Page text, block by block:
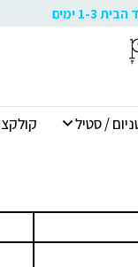
3 ימים
/ סטיל